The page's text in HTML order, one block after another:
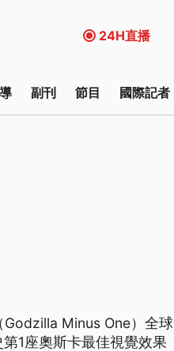
24H直播
副刊 節目 國際記者
Minus One）全球
1座奧斯卡最佳視覺效果